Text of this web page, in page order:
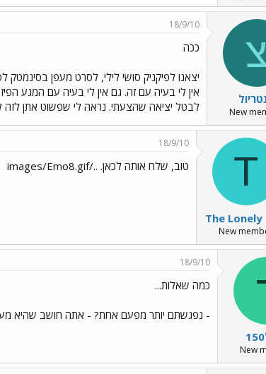
צ
New
18/9/10
ככה
יצאנו לפיקניק סושי לילי, לסרט מעפן
אין לי בעיה עם זה. גם אין לי בעיה עם המגע
לבטל יציאה שהצעתי. נראה לי שפשוט אתן לזה
T
The Lonely
New
18/9/10
טוב, שלח אותה לכאן. ../images/Emo8.gif
New
18/9/10
כמה שאלות...
- נפגשתם יותר מפעם אחת? - אתה חושב שהיא